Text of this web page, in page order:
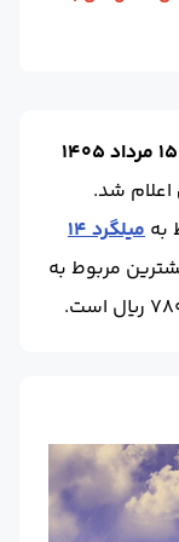
15 مرداد 1405
اعلام شد.
به
میلگرد 14